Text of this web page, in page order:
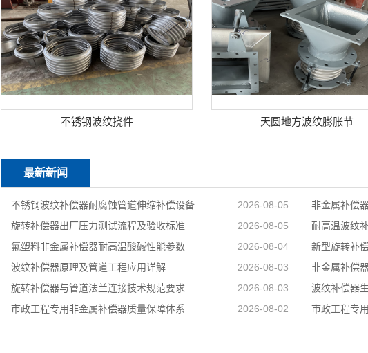
不锈钢波纹挠件 天圆地方波纹膨胀节
最新新闻
不锈钢波纹补偿器耐腐蚀管道伸缩补偿设备 2026-08-05 非金属补偿
旋转补偿器出厂压力测试流程及验收标准
2026-08-05 耐高温波纹
氟塑料非金属补偿器耐高温酸碱性能参数
2026-08-04 新型旋转补
波纹补偿器原理及管道工程应用详解
2026-08-03 非金属补偿
旋转补偿器与管道法兰连接技术规范要求
2026-08-03
市政工程专用非金属补偿器质量保障体系
2026-08-02 市政工程专